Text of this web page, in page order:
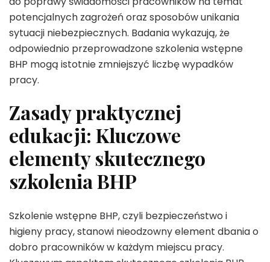
potencjalnych zagrożeń oraz sposobów unikania
sytuacji niebezpiecznych. Badania wykazują, że
odpowiednio przeprowadzone szkolenia wstępne
BHP mogą istotnie zmniejszyć liczbę wypadków
pracy.
Zasady praktycznej
edukacji: Kluczowe
elementy skutecznego
szkolenia BHP
Szkolenie wstępne BHP, czyli bezpieczeństwo i
higieny pracy, stanowi nieodzowny element dbania o
dobro pracowników w każdym miejscu pracy.